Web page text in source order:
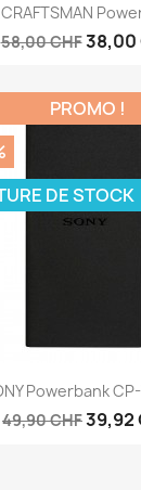
58,00 CHF38,00
Powerbank
49,90 CHF39,92
PROMO !
DE STOCK